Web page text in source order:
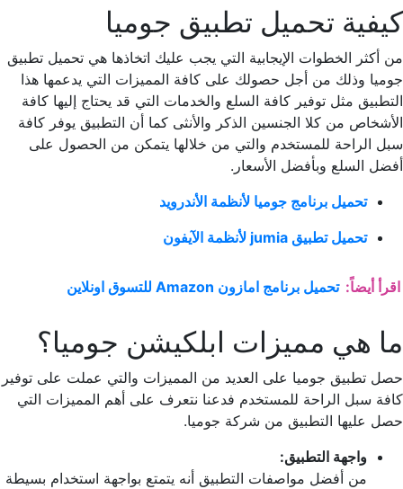
كيفية تحميل تطبيق جوميا
من أكثر الخطوات الإيجابية التي يجب عليك اتخاذها هي تحميل تطبيق
جوميا وذلك من أجل حصولك على كافة المميزات التي يدعمها هذا
التطبيق مثل توفير كافة السلع والخدمات التي قد يحتاج إليها كافة
الأشخاص من كلا الجنسين الذكر والأنثى كما أن التطبيق يوفر كافة
سبل الراحة للمستخدم والتي من خلالها يتمكن من الحصول على
أفضل السلع وبأفضل الأسعار.
تحميل برنامج جوميا لأنظمة الأندرويد
تحميل تطبيق jumia لأنظمة الآيفون
اقرأ أيضاً: تحميل برنامج امازون Amazon للتسوق اونلاين
ما هي مميزات ابلكيشن جوميا؟
حصل تطبيق جوميا على العديد من المميزات والتي عملت على توفير
كافة سبل الراحة للمستخدم فدعنا نتعرف على أهم المميزات التي
حصل عليها التطبيق من شركة جوميا.
واجهة التطبيق:
من أفضل مواصفات التطبيق أنه يتمتع بواجهة استخدام بسيطة